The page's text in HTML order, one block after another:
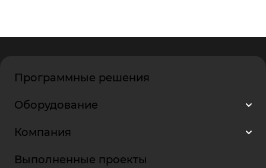
Программные решения
Оборудование
Компания
Выполненные проекты